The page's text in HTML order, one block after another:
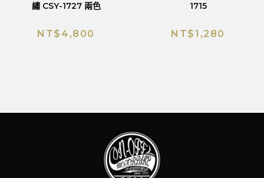
繡 CSY-1727 兩色
NT$ 4,800
1715
NT$1,280